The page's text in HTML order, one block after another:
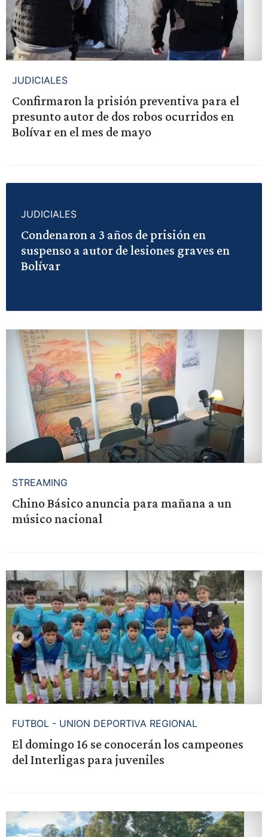
JUDICIALES
Confirmaron la prisión preventiva para el
presunto autor de dos robos ocurridos en
Bolívar en el mes de mayo
JUDICIALES
Condenaron a 3 años de prisión en
suspenso a autor de lesiones graves en
Bolívar
STREAMING
Chino Básico anuncia para mañana a un
músico nacional
FUTBOL - UNION DEPORTIVA REGIONAL
El domingo 16 se conocerán los campeones
del Interligas para juveniles